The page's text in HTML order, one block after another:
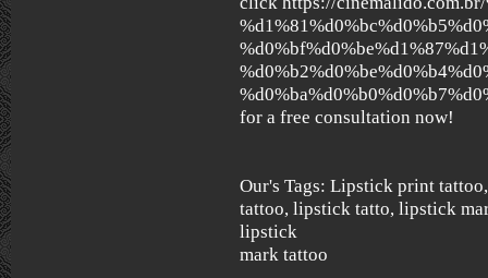
for a free consultation now!
Our's Tags: Lipstick print
tattoo, lipstick tatto, lipstick
lipstick
mark tattoo